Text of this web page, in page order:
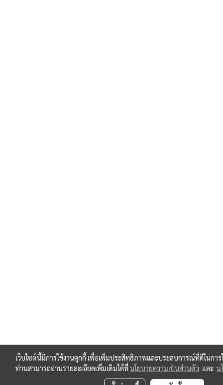
เว็บไซต์นี้มีการใช้งานคุกกี้ เพื่อเพิ่มประสิทธิภาพและประสบการณ์ที่ดีในการ
ท่านสามารถอ่านรายละเอียดเพิ่มเติมได้ที่นโยบายความเป็นส่วนตัว และ น